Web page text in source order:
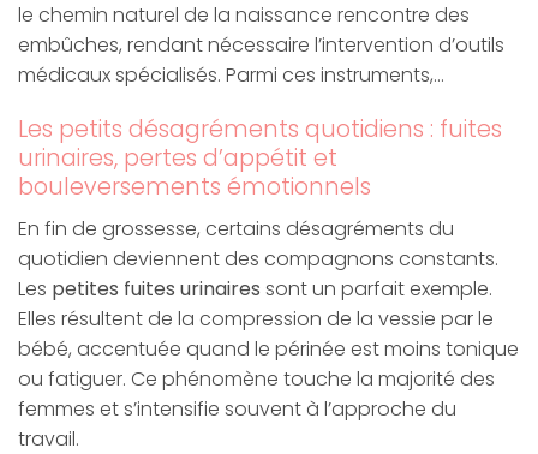
le chemin naturel de la naissance rencontre des
embûches, rendant nécessaire l’intervention d’outils
médicaux spécialisés. Parmi ces instruments,…
Les petits désagréments quotidiens : fuites
urinaires, pertes d’appétit et
bouleversements émotionnels
En fin de grossesse, certains désagréments du
quotidien deviennent des compagnons constants.
Les petites fuites urinaires sont un parfait exemple.
Elles résultent de la compression de la vessie par le
bébé, accentuée quand le périnée est moins tonique
ou fatiguer. Ce phénomène touche la majorité des
femmes et s’intensifie souvent à l’approche du
travail.